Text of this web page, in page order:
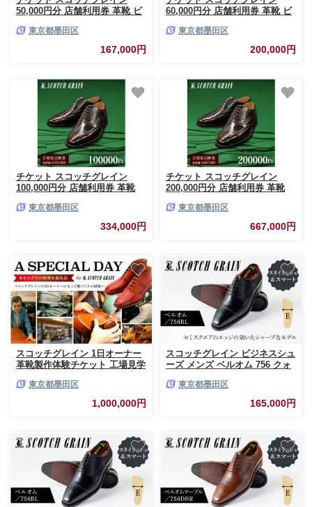
50,000円分 店舗利用券 革靴 ビ
送料無料 [№5619-1971]
東京都墨田区
167,000円
60,000円分 店舗利用券 革靴 ビ
送料無料 [№5619-1970]
東京都墨田区
200,000円
チケット スコッチグレイン
100,000円分 店舗利用券 革靴
製 送料無料 [№5619-1969]
東京都墨田区
334,000円
チケット スコッチグレイン
200,000円分 店舗利用券 革靴
製 送料無料 [№5619-1968]
東京都墨田区
667,000円
スコッチグレイン 1日オーナー
革靴製作体験チケット 工場見学
き [№5619-1632]
東京都墨田区
1,000,000円
スコッチグレイン ビジネスシュ
ーズ メンズ ベルオム 756 クォ
製 E 送料無料 ギフト
【26.5cm】 [№5619-7223]0484
東京都墨田区
165,000円